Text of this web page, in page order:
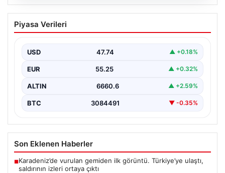
Kelebek.Org İle Çevrim içi İletişimin
Güvenli Adresi Ve Muhabbet Deneyimi
sağlaması büyük bir değer ifade etmektedir. Halen…
Piyasa Verileri
USD 47.74 ▲ +0.18%
EUR 55.25 ▲ +0.32%
ALTIN 6660.6 ▲ +2.59%
BTC 3084491 ▼ -0.35%
Son Eklenen Haberler
■Karadeniz’de vurulan gemiden ilk görüntü. Türkiye’ye ulaştı,
saldırının izleri ortaya çıktı